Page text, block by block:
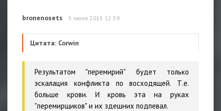
bronenosets 5 июня 2015 12:59
Цитата: Corwin
Результатом "перемирий" будет только
эскалация конфликта по восходящей. Т.е.
больше крови. И кровь эта на руках
"перемирщиков" и их здешних подпевал.